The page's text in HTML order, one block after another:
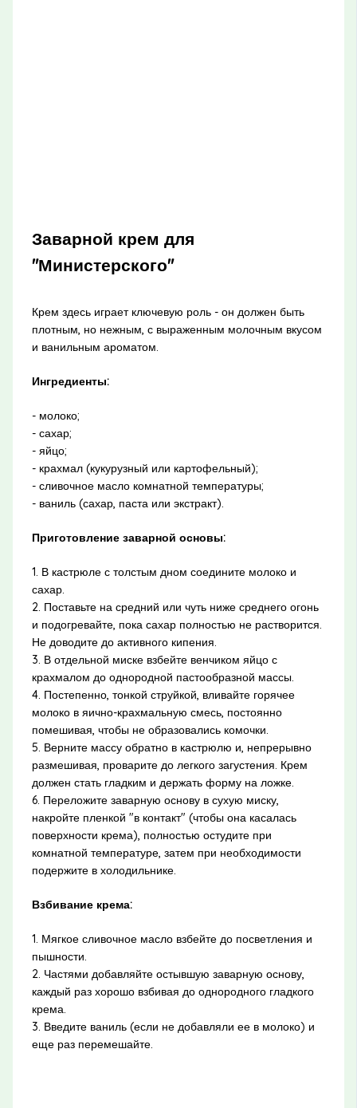
Заварной крем для
"Министерского"
Крем здесь играет ключевую роль - он должен быть
плотным, но нежным, с выраженным молочным вкусом
и ванильным ароматом.
Ингредиенты:
- молоко;
- сахар;
- яйцо;
- крахмал (кукурузный или картофельный);
- сливочное масло комнатной температуры;
- ваниль (сахар, паста или экстракт).
Приготовление заварной основы:
1. В кастрюле с толстым дном соедините молоко и
сахар.
2. Поставьте на средний или чуть ниже среднего огонь
и подогревайте, пока сахар полностью не растворится.
Не доводите до активного кипения.
3. В отдельной миске взбейте венчиком яйцо с
крахмалом до однородной пастообразной массы.
4. Постепенно, тонкой струйкой, вливайте горячее
молоко в яично-крахмальную смесь, постоянно
помешивая, чтобы не образовались комочки.
5. Верните массу обратно в кастрюлю и, непрерывно
размешивая, проварите до легкого загустения. Крем
должен стать гладким и держать форму на ложке.
6. Переложите заварную основу в сухую миску,
накройте пленкой "в контакт" (чтобы она касалась
поверхности крема), полностью остудите при
комнатной температуре, затем при необходимости
подержите в холодильнике.
Взбивание крема:
1. Мягкое сливочное масло взбейте до посветления и
пышности.
2. Частями добавляйте остывшую заварную основу,
каждый раз хорошо взбивая до однородного гладкого
крема.
3. Введите ваниль (если не добавляли ее в молоко) и
еще раз перемешайте.